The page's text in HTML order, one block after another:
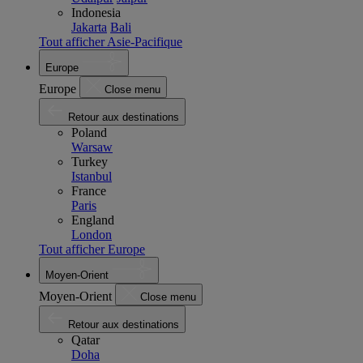
Indonesia
Jakarta Bali
Tout afficher Asie-Pacifique
Europe
Europe Close menu
Retour aux destinations
Poland
Warsaw
Turkey
Istanbul
France
Paris
England
London
Tout afficher Europe
Moyen-Orient
Moyen-Orient Close menu
Retour aux destinations
Qatar
Doha